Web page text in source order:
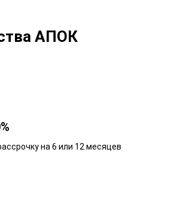
АПОК
на 6 или 12 месяцев